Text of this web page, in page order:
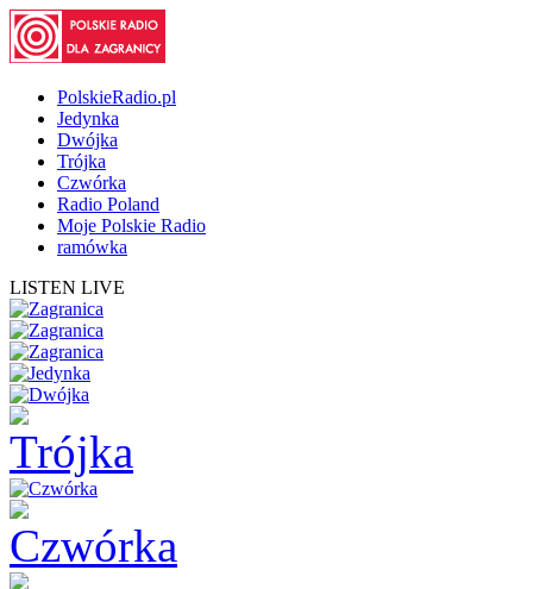
PolskieRadio.pl
Jedynka
Dwójka
Trójka
Czwórka
Radio Poland
Moje Polskie Radio
ramówka
LISTEN LIVE